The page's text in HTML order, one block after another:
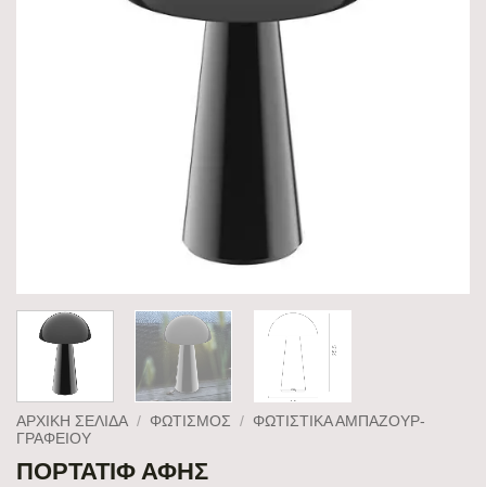
ΑΡΧΙΚΉ ΣΕΛΊΔΑ / ΦΩΤΙΣΜΟΣ / ΦΩΤΙΣΤΙΚΆ ΑΜΠΑΖΟΎΡ-
ΓΡΑΦΕΊΟΥ
ΠΟΡΤΑΤΙΦ ΑΦΗΣ